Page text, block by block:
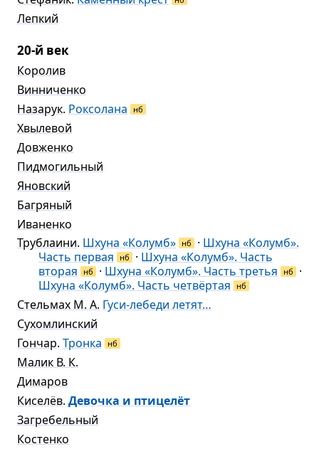
Лепкий
20-й век
Королив
Винниченко
Назарук. Роксолана нб
Хвылевой
Довженко
Пидмогильный
Яновский
Багряный
Иваненко
Трублаини. Шхуна «Колумб» нб · Шхуна «Колумб».
Часть первая
нб · Шхуна «Колумб». Часть
вторая
нб · Шхуна «Колумб». Часть третья нб
·
Шхуна «Колумб». Часть четвёртая
нб
Стельмах М. А. Гуси-лебеди летят…
Сухомлинский
Гончар. Тронка нб
Малик В. К.
Димаров
Киселёв. Девочка и птицелёт
Загребельный
Костенко